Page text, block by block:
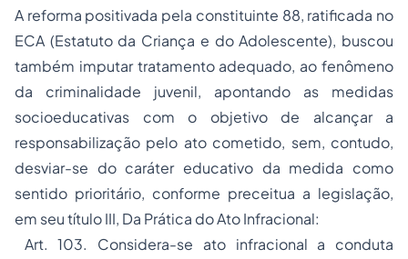
A reforma positivada pela constituinte 88, ratificada no
ECA (Estatuto da Criança e do Adolescente), buscou
também imputar tratamento adequado, ao fenômeno
da criminalidade juvenil, apontando as medidas
socioeducativas com o objetivo de alcançar a
responsabilização pelo ato cometido, sem, contudo,
desviar-se do caráter educativo da medida como
sentido prioritário, conforme preceitua a legislação,
em seu título III, Da Prática do Ato Infracional:
Art. 103. Considera-se ato infracional a conduta